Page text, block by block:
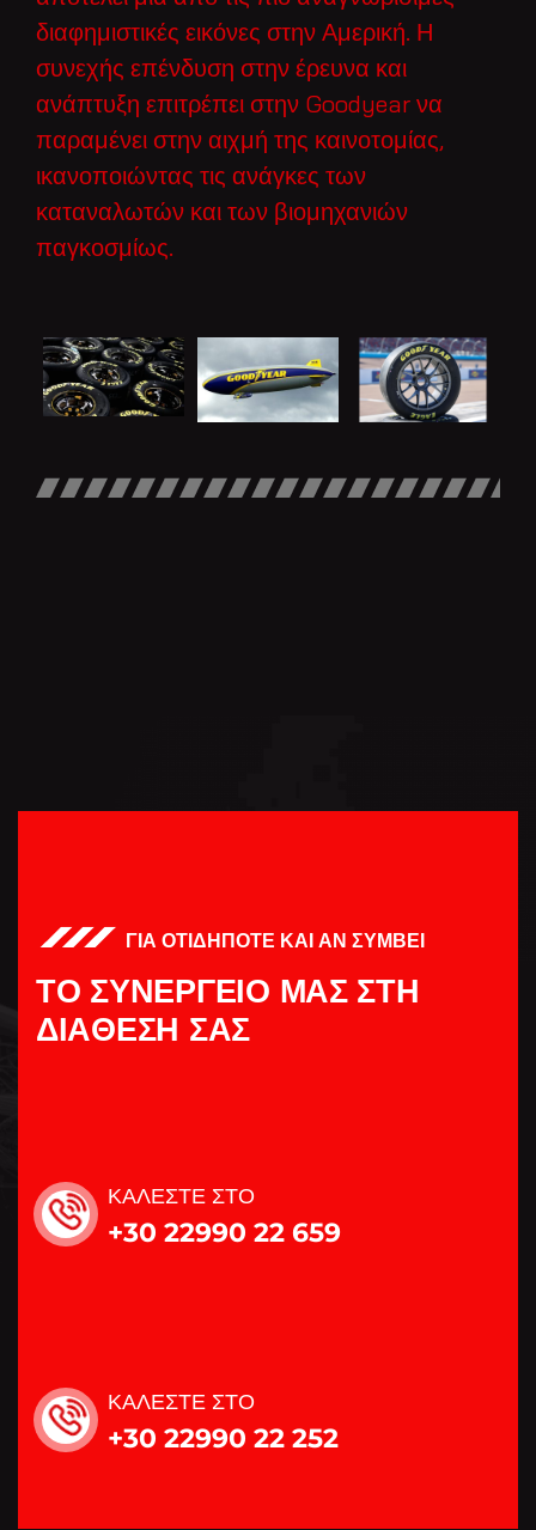
διαφημιστικές εικόνες στην Αμερική. Η
συνεχής επένδυση στην έρευνα και
ανάπτυξη επιτρέπει στην Goodyear να
παραμένει στην αιχμή της καινοτομίας,
ικανοποιώντας τις ανάγκες των
καταναλωτών και των βιομηχανιών
παγκοσμίως.
ΓΙΑ ΟΤΙΔΗΠΟΤΕ ΚΑΙ ΑΝ ΣΥΜΒΕΙ
ΤΟ ΣΥΝΕΡΓΕΙΟ ΜΑΣ ΣΤΗ
ΔΙΑΘΕΣΗ ΣΑΣ
ΚΑΛΕΣΤΕ ΣΤΟ
+30 22990 22 659
ΚΑΛΕΣΤΕ ΣΤΟ
+30 22990 22 252